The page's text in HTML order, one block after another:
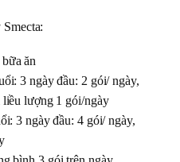
ăn
3 ngày đầu: 2 gói/ ngày,
lượng 1 gói/ngày
3 ngày đầu: 4 gói/ ngày,